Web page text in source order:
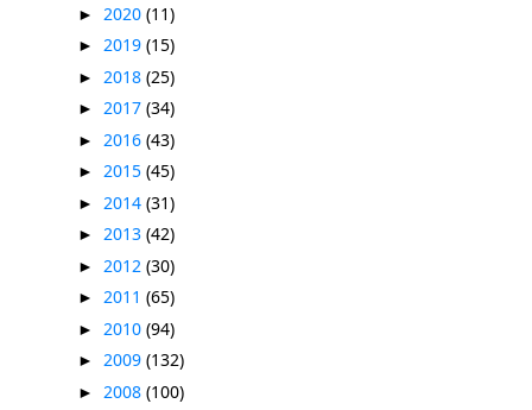
► 2020 (11)
► 2019 (15)
► 2018 (25)
► 2017 (34)
► 2016 (43)
► 2015 (45)
► 2014 (31)
► 2013 (42)
► 2012 (30)
► 2011 (65)
► 2010 (94)
► 2009 (132)
► 2008 (100)